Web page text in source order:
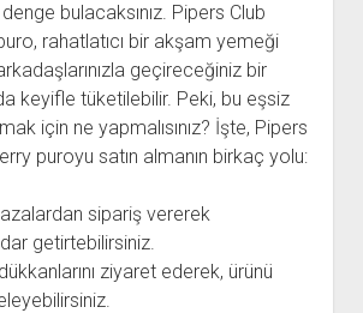
bulacaksınız. Pipers Club
rahatlatıcı bir akşam yemeği
geçireceğiniz bir
keyifle tüketilebilir. Peki, bu eşsiz
için ne yapmalısınız? İşte, Pipers
puroyu satın almanın birkaç yolu:
sipariş vererek
getirtebilirsiniz.
ziyaret ederek, ürünü